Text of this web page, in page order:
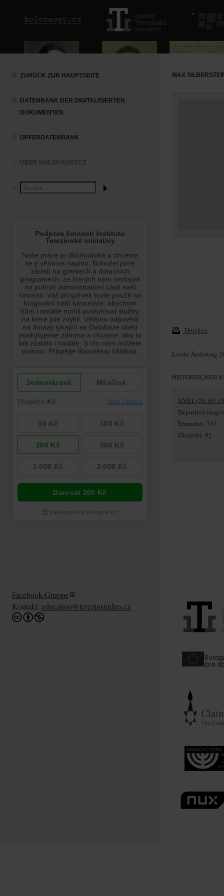
ZURÜCK ZUR HAUPTSEITE
DATENBANK DER DIGITALISIERTEN
DOKUMENTEN
OPFERDATENBANK
ÜBER HOLOCAUST.CZ
MAX
Drucken
Letzte Änderung
HISTORISCHER
XVI/1 (20. 09.
Deportiert
Ermordet: 785
Überlebt: 92
Facebook-Gruppe
Kontakt: education@terezinstudies.cz